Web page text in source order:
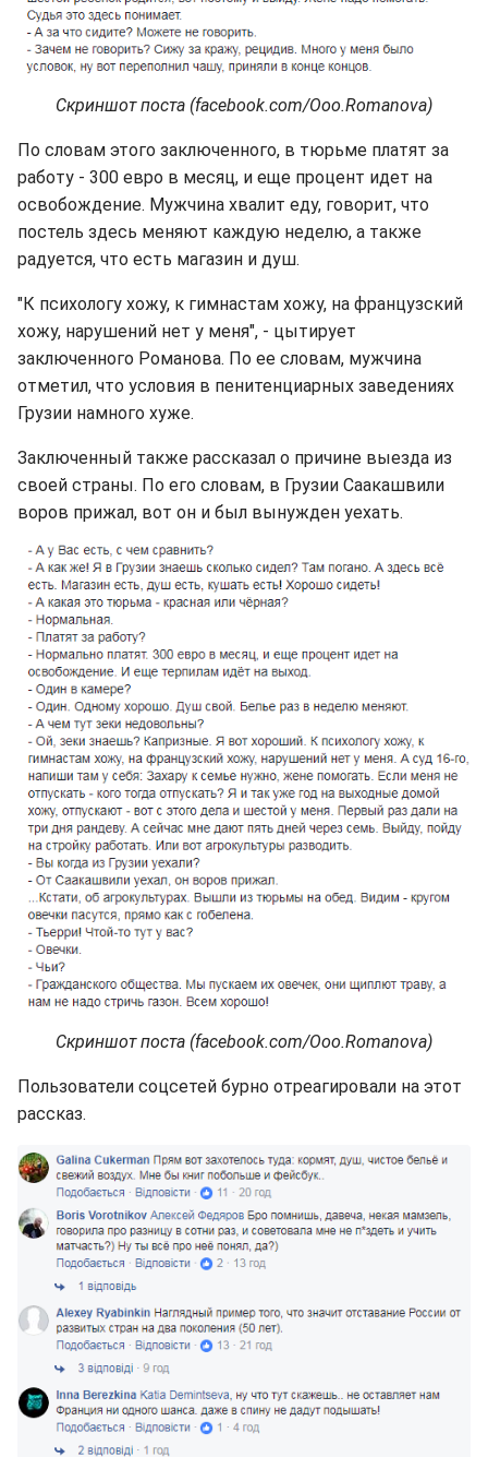
Скриншот поста (facebook.com/Ooo.Romanova)
По словам этого заключенного, в тюрьме платят за
работу - 300 евро в месяц, и еще процент идет на
освобождение. Мужчина хвалит еду, говорит, что
постель здесь меняют каждую неделю, а также
радуется, что есть магазин и душ.
"К психологу хожу, к гимнастам хожу, на французский
хожу, нарушений нет у меня", - цытирует
заключенного Романова. По ее словам, мужчина
отметил, что условия в пенитенциарных заведениях
Грузии намного хуже.
Заключенный также рассказал о причине выезда из
своей страны. По его словам, в Грузии Саакашвили
воров прижал, вот он и был вынужден уехать.
Скриншот поста (facebook.com/Ooo.Romanova)
Пользователи соцсетей бурно отреагировали на этот
рассказ.